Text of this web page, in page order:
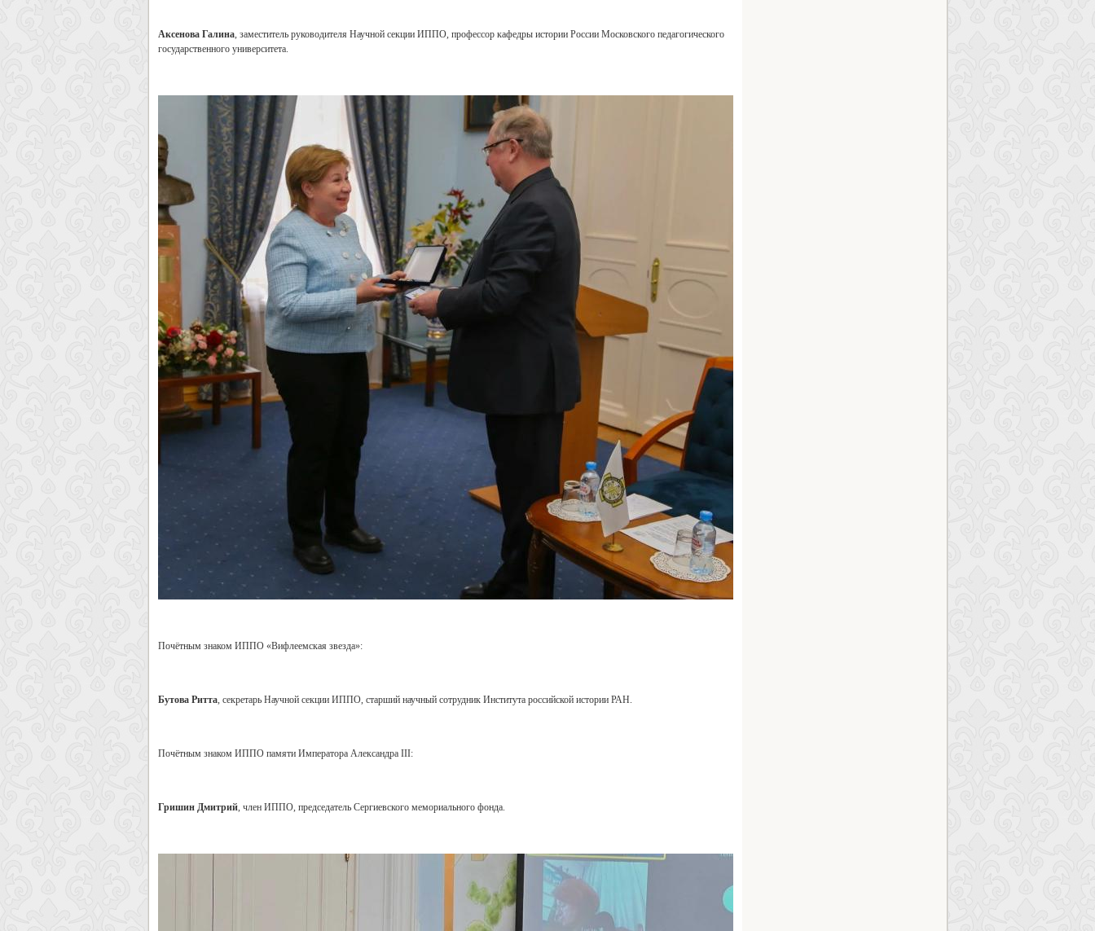
Аксенова Галина, заместитель руководителя Научной секции ИППО, профессор кафедры истории России Московского педагогического
государственного университета.
Почётным знаком ИППО «Вифлеемская звезда»:
Бутова Ритта, секретарь Научной секции ИППО, старший научный сотрудник Института российской истории РАН.
Почётным знаком ИППО памяти Императора Александра III:
Гришин Дмитрий, член ИППО, председатель Сергиевского мемориального фонда.